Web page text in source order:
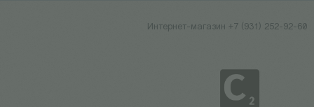
Интернет-магазин +7 (931) 252-92-60